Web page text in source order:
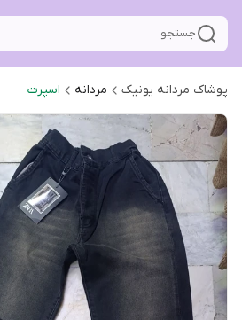
جستجو
پوشاک مردانه یونیک مردانه اسپرت